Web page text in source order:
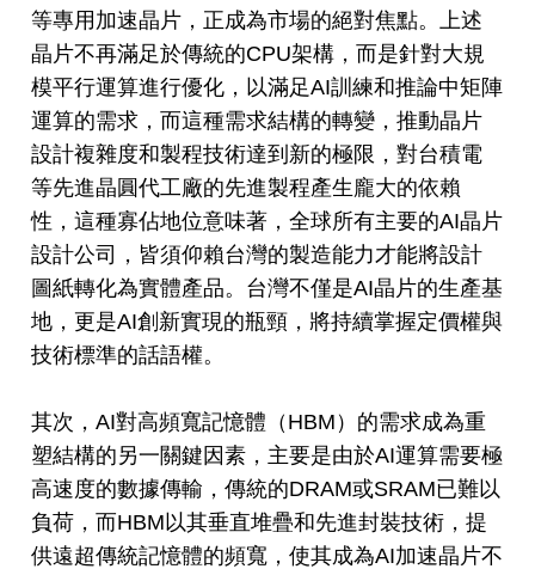
等專用加速晶片，正成為市場的絕對焦點。上述
晶片不再滿足於傳統的CPU架構，而是針對大規
模平行運算進行優化，以滿足AI訓練和推論中矩陣
運算的需求，而這種需求結構的轉變，推動晶片
設計複雜度和製程技術達到新的極限，對台積電
等先進晶圓代工廠的先進製程產生龐大的依賴
性，這種寡佔地位意味著，全球所有主要的AI晶片
設計公司，皆須仰賴台灣的製造能力才能將設計
圖紙轉化為實體產品。台灣不僅是AI晶片的生產基
地，更是AI創新實現的瓶頸，將持續掌握定價權與
技術標準的話語權。
其次，AI對高頻寬記憶體（HBM）的需求成為重
塑結構的另一關鍵因素，主要是由於AI運算需要極
高速度的數據傳輸，傳統的DRAM或SRAM已難以
負荷，而HBM以其垂直堆疊和先進封裝技術，提
供遠超傳統記憶體的頻寬，使其成為AI加速晶片不